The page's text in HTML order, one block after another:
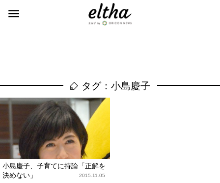
タグ：小島慶子
小島慶子、子育てに持論「正解を
決めない」
2015.11.05